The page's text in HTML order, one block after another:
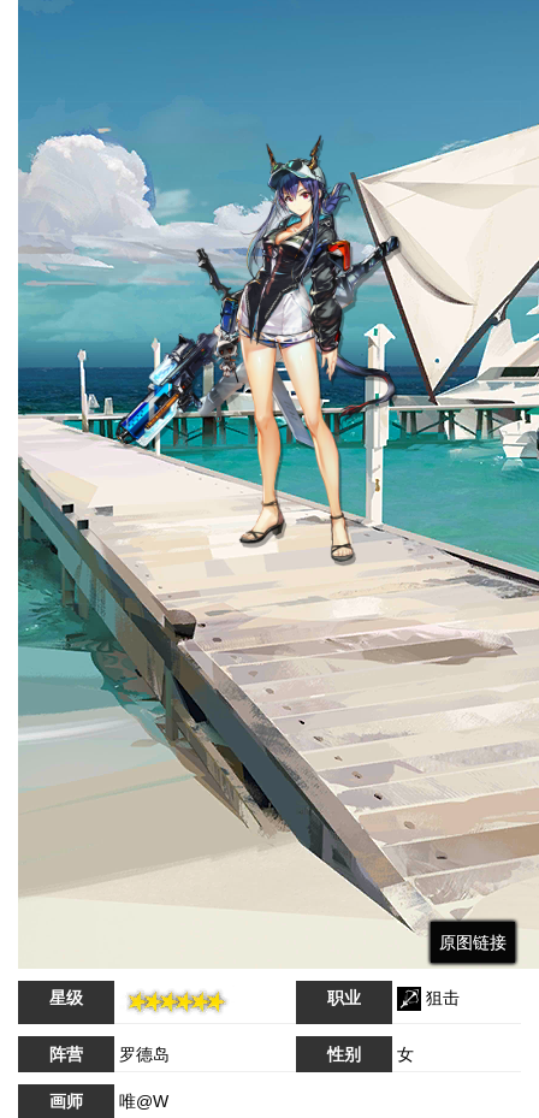
原图链接
原图链接
原图链接
原图链接
星级 职业 狙击
阵营 罗德岛 性别 女
画师 唯@W